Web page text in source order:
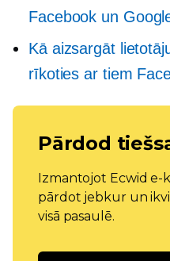
Facebook un
Kā aizsargāt
rīkoties ar tiem
Pārdod
Izmantojot Ecwid e-
pārdot jebkur un
visā pasaulē.